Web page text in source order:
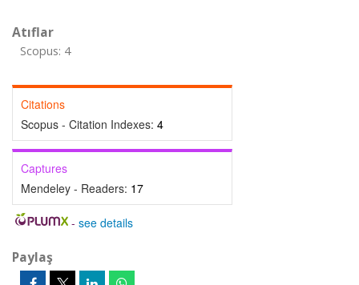
Atıflar
Scopus: 4
Citations
Scopus - Citation Indexes: 4
Captures
Mendeley - Readers: 17
- see details
Paylaş